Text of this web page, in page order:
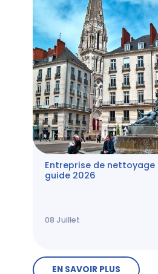
Entreprise de nettoyage
guide 2026
08 Juillet
EN SAVOIR PLUS